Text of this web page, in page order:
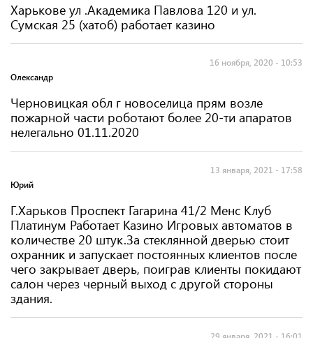
Харькове ул .Академика Павлова 120 и ул.
Сумская 25 (хатоб) работает казино
16 ноября, 2020 - 10:53
Олександр
Черновицкая обл г новоселица прям возле
пожарной части роботают более 20-ти апаратов
нелегально 01.11.2020
13 января, 2021 - 17:58
Юрий
Г.Харьков Проспект Гагарина 41/2 Менс Клуб
Платинум Работает Казино Игровых автоматов в
количестве 20 штук.За стеклянной дверью стоит
охранник и запускает постоянных клиентов после
чего закрывает дверь, поиграв клиенты покидают
салон через черный выход с другой стороны
здания.
29 января, 2021 - 16:01